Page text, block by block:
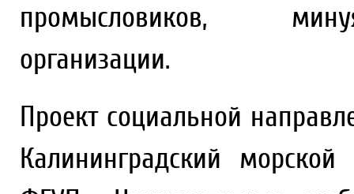
промысловиков,
организации.
Проект социальной
Калининградский